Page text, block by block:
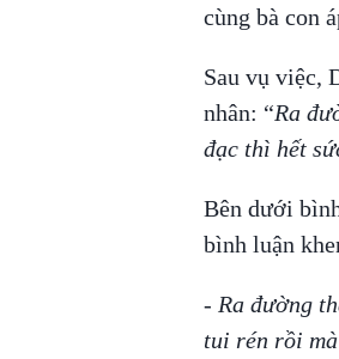
cùng bà con
Sau vụ việc,
nhân: “Ra
đạc thì hết
Bên dưới
bình luận
- Ra đường
tui rén rồi